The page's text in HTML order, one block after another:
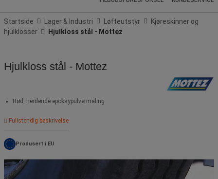
Startside Lager & Industri Løfteutstyr
Kjøreskinner og
hjulklosser
Hjulkloss stål - Mottez
Hjulkloss stål - Mottez
Rød, herdende epoksypulvermaling
Fullstendig beskrivelse
Produsert i EU